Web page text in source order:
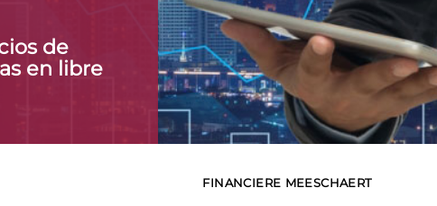
de
en libre
FINANCIERE MEESCHAERT